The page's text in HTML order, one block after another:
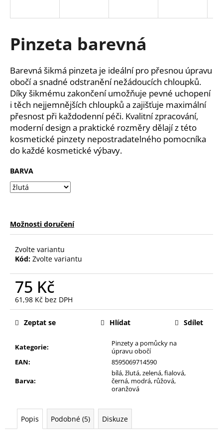
Pinzeta barevná
Barevná šikmá pinzeta je ideální pro přesnou úpravu
obočí a snadné odstranění nežádoucích chloupků.
Díky šikmému zakončení umožňuje pevné uchopení
i těch nejjemnějších chloupků a zajišťuje maximální
přesnost při každodenní péči. Kvalitní zpracování,
moderní design a praktické rozměry dělají z této
kosmetické pinzety nepostradatelného pomocníka
do každé kosmetické výbavy.
BARVA
Možnosti doručení
Zvolte variantu
Kód: Zvolte variantu
75 Kč
61,98 Kč bez DPH
Měrná
Kategorie:
Pinzety a pomůcky na
úpravu obočí
EAN: 8595069714590
Barva:
bílá, žlutá, zelená, fialová,
černá, modrá, růžová,
oranžová
Zeptat se Hlídat Sdílet
Popis Podobné (5) Diskuze
í
t
?
HLEDAT
o
p
o
č
u
e
e
PILNÍK
NEHTY
JAPONSKÉHO
PAPÍRU,
OVÁLNÝ
Kč